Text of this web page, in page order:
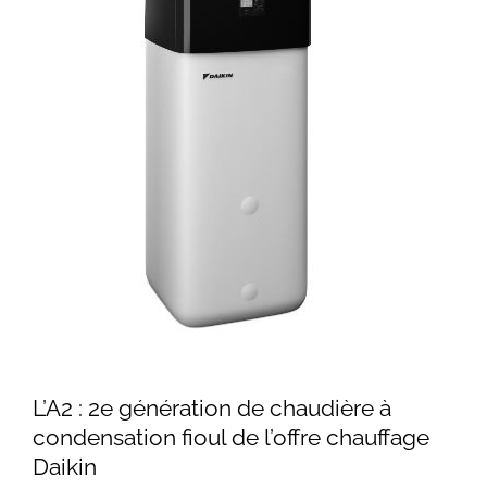
L’A2 : 2e génération de chaudière à
condensation fioul de l’offre chauffage
Daikin